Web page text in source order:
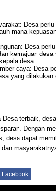
Desa
mana
Desa
kemajuan
desa.
daya: Desa
yang dilakukan
Desa terbaik,
Dengan
desa dapat
Facebook